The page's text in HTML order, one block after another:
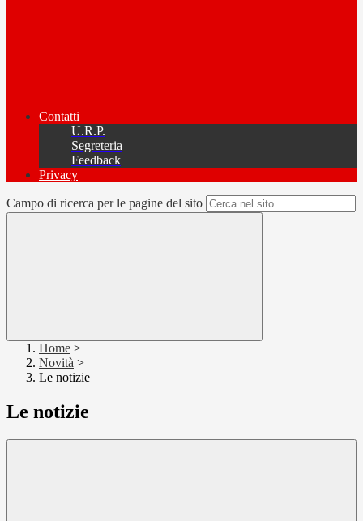
Contatti
U.R.P.
Segreteria
Feedback
Privacy
Campo di ricerca per le pagine del sito
Home >
Novità >
Le notizie
Le notizie